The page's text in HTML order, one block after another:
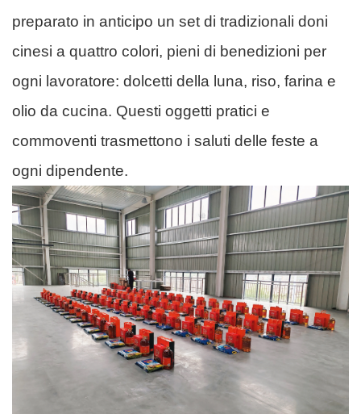
preparato in anticipo un set di tradizionali doni
cinesi a quattro colori, pieni di benedizioni per
ogni lavoratore: dolcetti della luna, riso, farina e
olio da cucina. Questi oggetti pratici e
commoventi trasmettono i saluti delle feste a
ogni dipendente.